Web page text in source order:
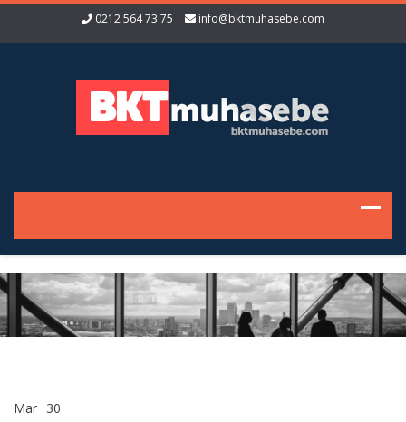
0212 564 73 75 info@bktmuhasebe.com
Mar 30